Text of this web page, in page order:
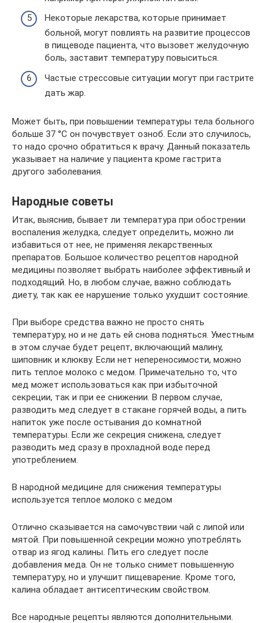
Некоторые лекарства, которые принимает
больной, могут повлиять на развитие процессов
в пищеводе пациента, что вызовет желудочную
боль, заставит температуру повыситься.
Частые стрессовые ситуации могут при гастрите
дать жар.
Может быть, при повышении температуры тела больного
больше 37 °С он почувствует озноб. Если это случилось,
то надо срочно обратиться к врачу. Данный показатель
указывает на наличие у пациента кроме гастрита
другого заболевания.
Народные советы
Итак, выяснив, бывает ли температура при обострении
воспаления желудка, следует определить, можно ли
избавиться от нее, не применяя лекарственных
препаратов. Большое количество рецептов народной
медицины позволяет выбрать наиболее эффективный и
подходящий. Но, в любом случае, важно соблюдать
диету, так как ее нарушение только ухудшит состояние.
При выборе средства важно не просто снять
температуру, но и не дать ей снова подняться. Уместным
в этом случае будет рецепт, включающий малину,
шиповник и клюкву. Если нет непереносимости, можно
пить теплое молоко с медом. Примечательно то, что
мед может использоваться как при избыточной
секреции, так и при ее снижении. В первом случае,
разводить мед следует в стакане горячей воды, а пить
напиток уже после остывания до комнатной
температуры. Если же секреция снижена, следует
разводить мед сразу в прохладной воде перед
употреблением.
В народной медицине для снижения температуры
используется теплое молоко с медом
Отлично сказывается на самочувствии чай с липой или
мятой. При повышенной секреции можно употреблять
отвар из ягод калины. Пить его следует после
добавления меда. Он не только снимет повышенную
температуру, но и улучшит пищеварение. Кроме того,
калина обладает антисептическим свойством.
Все народные рецепты являются дополнительными.